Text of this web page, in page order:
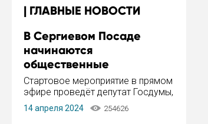
ГЛАВНЫЕ НОВОСТИ
В Сергиевом Посаде
начинаются
общественные
обсуждения Стратегии
развития города
Стартовое мероприятие в прямом
эфире проведёт депутат Госдумы,
инициатор и автор Концепции
развития Сергиева Посада и
14 апреля 2024 254626